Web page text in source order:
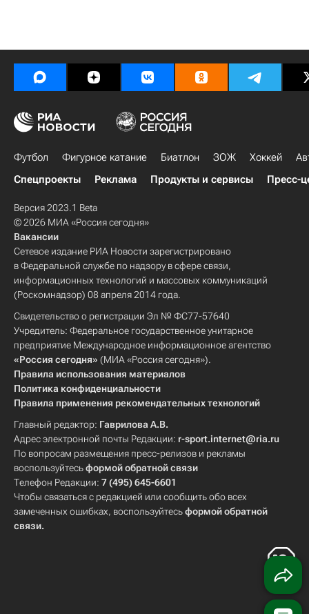
Футбол Фигурное катание Биатлон ЗОЖ Хоккей
Спецпроекты
Реклама Продукты и сервисы Пресс-
Версия 2023.1 Beta
© 2026 МИА «Россия сегодня»
Вакансии
Сетевое издание РИА Новости зарегистрировано
в Федеральной службе по надзору в сфере связи,
информационных технологий и массовых коммуникаций
(Роскомнадзор) 08 апреля 2014 года.
Свидетельство о регистрации Эл № ФС77-57640
Учредитель: Федеральное государственное унитарное
предприятие Международное информационное агентство
«Россия сегодня» (МИА «Россия сегодня»).
Правила использования материалов
Политика конфиденциальности
Правила применения рекомендательных технологий
Главный редактор: Гаврилова А.В.
Адрес электронной почты Редакции: r-sport.internet@ria.ru
По вопросам размещения пресс-релизов и рекламы
воспользуйтесьформой обратной связи
Телефон Редакции: 7 (495) 645-6601
Чтобы связаться с редакцией или сообщить обо всех
замеченных ошибках, воспользуйтесьформой обратной
связи.